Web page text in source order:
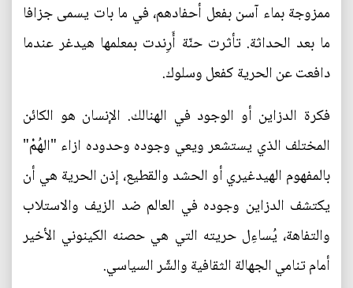
ممزوجة بماء آسن بفعل أحفادهم، في ما بات يسمى جزافا
ما بعد الحداثة. تأثرت حنّة أَرِندت بمعلمها هيدغر عندما
دافعت عن الحرية كفعل وسلوك.
فكرة الدزاين أو الوجود في الهنالك. الإنسان هو الكائن
المختلف الذي يستشعر ويعي وجوده وحدوده ازاء "الهُمْ"
بالمفهوم الهيدغيري أو الحشد والقطيع، إذن الحرية هي أن
يكتشف الدزاين وجوده في العالم ضد الزيف والاستلاب
والتفاهة، يُساءِل حريته التي هي حصنه الكينوني الأخير
أمام تنامي الجهالة الثقافية والشّر السياسي.